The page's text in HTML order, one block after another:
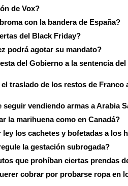
de Vox?
con la bandera de España?
del Black Friday?
podrá agotar su mandato?
del Gobierno a la sentencia
traslado de los restos de Franco
seguir vendiendo armas a Arabia
la marihuena como en Canadá?
los cachetes y bofetadas a los
la gestación subrogada?
que prohíban ciertas prendas
cobrar por probarse ropa en